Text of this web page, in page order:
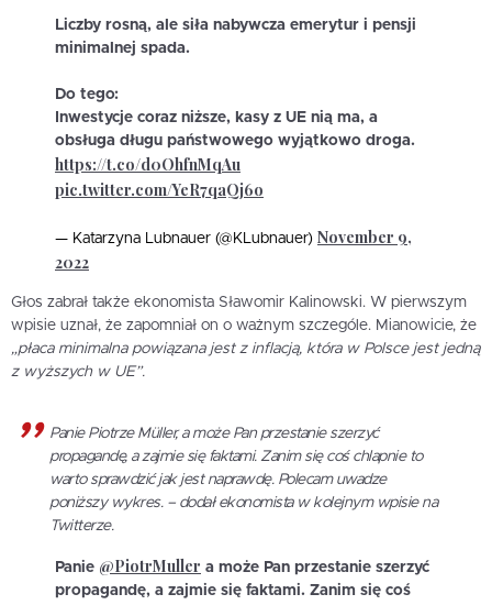
Liczby rosną, ale siła nabywcza emerytur i pensji
minimalnej spada.
Do tego:
Inwestycje coraz niższe, kasy z UE nią ma, a
obsługa długu państwowego wyjątkowo droga.
https://t.co/d0OhfnMqAu
pic.twitter.com/YeR7qaQj6o
— Katarzyna Lubnauer (@KLubnauer) November 9,
2022
Głos zabrał także ekonomista Sławomir Kalinowski. W pierwszym
wpisie uznał, że zapomniał on o ważnym szczególe. Mianowicie, że
„płaca minimalna powiązana jest z inflacją, która w Polsce jest jedną
z wyższych w UE”.
Panie Piotrze Müller, a może Pan przestanie szerzyć
propagandę, a zajmie się faktami. Zanim się coś chlapnie to
warto sprawdzić jak jest naprawdę. Polecam uwadze
poniższy wykres. – dodał ekonomista w kolejnym wpisie na
Twitterze.
Panie @PiotrMuller a może Pan przestanie szerzyć
propagandę, a zajmie się faktami. Zanim się coś